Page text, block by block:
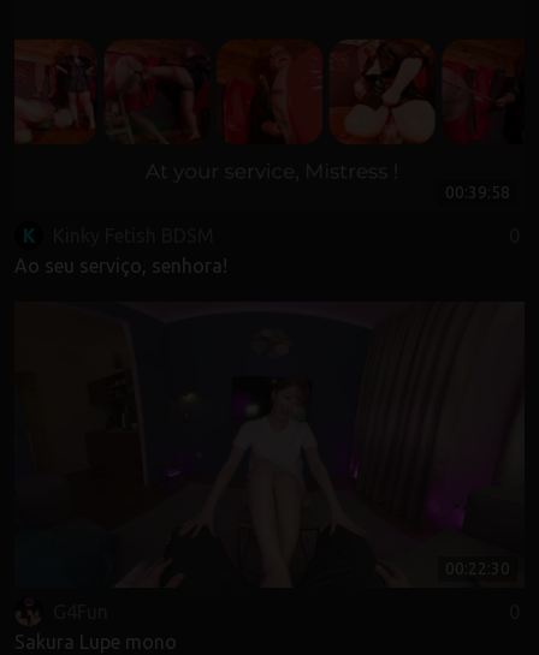
00:39:58
K
Ao seu serviço, senhora!
00:22:30
Sakura Lupe mono